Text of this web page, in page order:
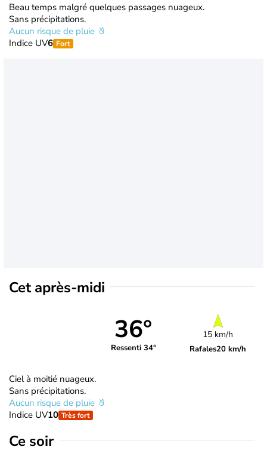
Beau temps malgré quelques passages nuageux.
Sans précipitations.
Aucun risque de pluie
Indice UV6 Fort
Cet après-midi
36°
Ressenti 34°
15 km/h
Rafales20 km/h
Ciel à moitié nuageux.
Sans précipitations.
Aucun risque de pluie
Indice UV10 Très fort
Ce soir